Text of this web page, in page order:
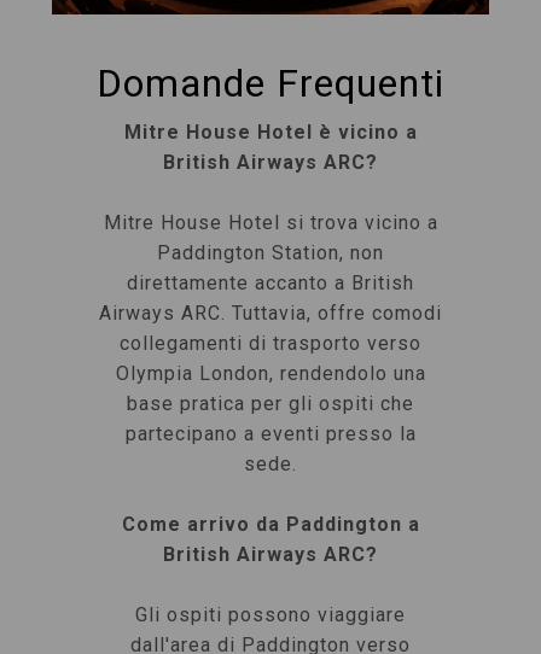
Domande Frequenti
Mitre House Hotel è vicino a
British Airways ARC?
Mitre House Hotel si trova vicino a
Paddington Station, non
direttamente accanto a British
Airways ARC. Tuttavia, offre comodi
collegamenti di trasporto verso
Olympia London, rendendolo una
base pratica per gli ospiti che
partecipano a eventi presso la
sede.
Come arrivo da Paddington a
British Airways ARC?
Gli ospiti possono viaggiare
dall'area di Paddington verso